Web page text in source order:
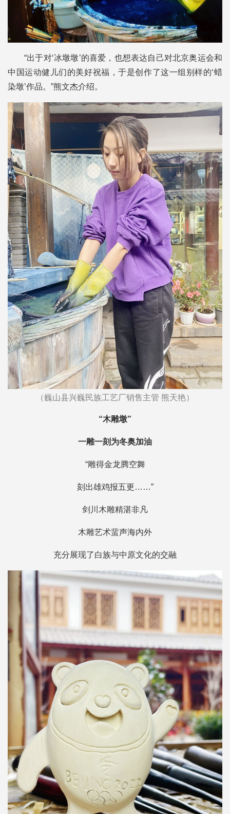
“出于对‘冰墩墩’的喜爱，也想表达自己对北京奥运会和
中国运动健儿们的美好祝福，于是创作了这一组别样的‘蜡
染墩’作品。”熊文杰介绍。
（巍山县兴巍民族工艺厂销售主管 熊天艳）
“木雕墩”
一雕一刻为冬奥加油
“雕得金龙腾空舞
刻出雄鸡报五更……”
剑川木雕精湛非凡
木雕艺术蜚声海内外
充分展现了白族与中原文化的交融